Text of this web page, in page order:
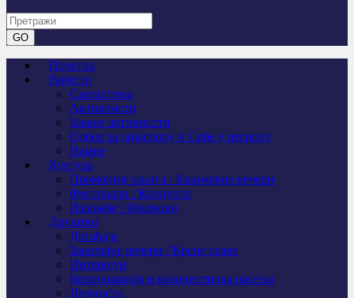
Почетна
Вијести
Саопштења
Активности
Важне активности
Одбор за дијаспору и Србе у региону
Најаве
Култура
Промоције књига / Књижевне вечери
Фестивали / Концерти
Изложбе / Филмови
Друштво
Догађаји
Завичајне вечери / Крсне славе
Интервјуи
Колонизација и колонистичка насеља
Личности